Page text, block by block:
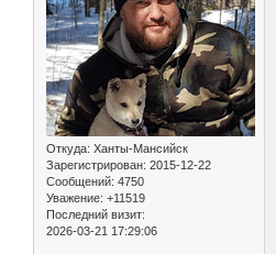
Откуда: Ханты-Мансийск
Зарегистрирован: 2015-12-22
Сообщений: 4750
Уважение: +11519
Последний визит:
2026-03-21 17:29:06